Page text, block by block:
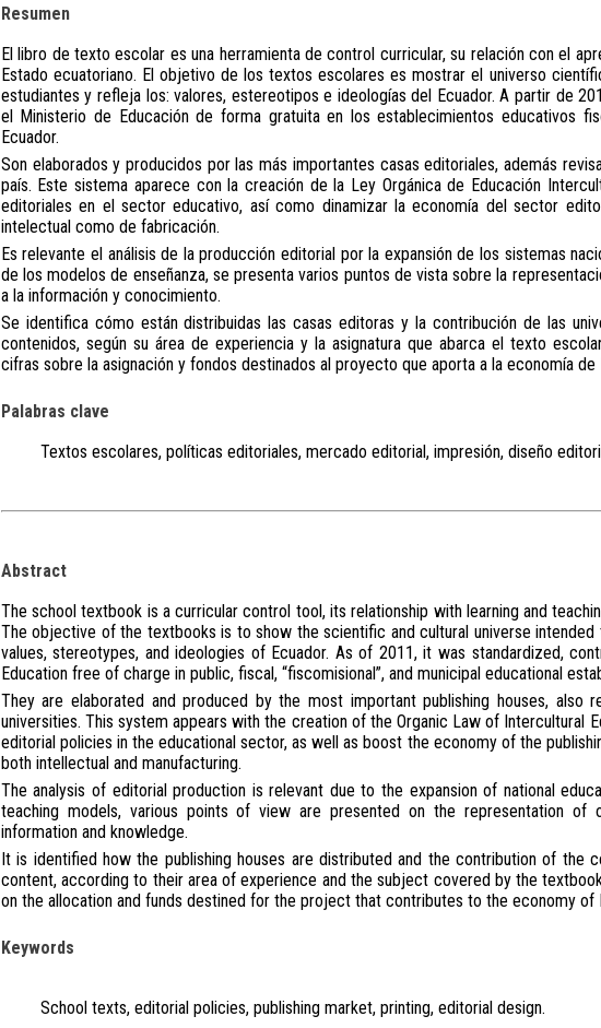
Resumen
El libro de texto escolar es una herramienta de control curricular, su relación con el
Estado ecuatoriano. El objetivo de los textos escolares es mostrar el universo
estudiantes y refleja los: valores, estereotipos e ideologías del Ecuador. A partir de
el Ministerio de Educación de forma gratuita en los establecimientos educativos
Ecuador.
Son elaborados y producidos por las más importantes casas editoriales, además
país. Este sistema aparece con la creación de la Ley Orgánica de Educación
editoriales en el sector educativo, así como dinamizar la economía del sector
intelectual como de fabricación.
Es relevante el análisis de la producción editorial por la expansión de los sistemas
de los modelos de enseñanza, se presenta varios puntos de vista sobre la
a la información y conocimiento.
Se identifica cómo están distribuidas las casas editoras y la contribución de las
contenidos, según su área de experiencia y la asignatura que abarca el texto
cifras sobre la asignación y fondos destinados al proyecto que aporta a la economía de
Palabras clave
Textos escolares, políticas editoriales, mercado editorial, impresión, diseño
Abstract
The school textbook is a curricular control tool, its relationship with learning and
The objective of the textbooks is to show the scientific and cultural universe
values, stereotypes, and ideologies of Ecuador. As of 2011, it was standardized,
Education free of charge in public, fiscal, “fiscomisional”, and municipal educational
They are elaborated and produced by the most important publishing houses, also
universities. This system appears with the creation of the Organic Law of Intercultural
editorial policies in the educational sector, as well as boost the economy of the
both intellectual and manufacturing.
The analysis of editorial production is relevant due to the expansion of national
teaching models, various points of view are presented on the representation of
information and knowledge.
It is identified how the publishing houses are distributed and the contribution of the
content, according to their area of experience and the subject covered by the
on the allocation and funds destined for the project that contributes to the economy of
Keywords
School texts, editorial policies, publishing market, printing, editorial design.